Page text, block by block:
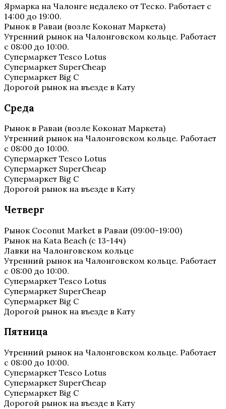
Ярмарка на Чалонге недалеко от Теско. Работает с
14:00 до 19:00.
Рынок в Раваи (возле Коконат Маркета)
Утренний рынок на Чалонговском кольце. Работает
с 08:00 до 10:00.
Супермаркет Tesco Lotus
Супермаркет SuperCheap
Супермаркет Big C
Дорогой рынок на въезде в Кату
Среда
Рынок в Раваи (возле Коконат Маркета)
Утренний рынок на Чалонговском кольце. Работает
с 08:00 до 10:00.
Супермаркет Tesco Lotus
Супермаркет SuperCheap
Супермаркет Big C
Дорогой рынок на въезде в Кату
Четверг
Рынок Coconut Market в Раваи (09:00-19:00)
Рынок на Kata Beach (с 13-14ч)
Лавки на Чалонговском кольце
Утренний рынок на Чалонговском кольце. Работает
с 08:00 до 10:00.
Супермаркет Tesco Lotus
Супермаркет SuperCheap
Супермаркет Big C
Дорогой рынок на въезде в Кату
Пятница
Утренний рынок на Чалонговском кольце. Работает
с 08:00 до 10:00.
Супермаркет Tesco Lotus
Супермаркет SuperCheap
Супермаркет Big C
Дорогой рынок на въезде в Кату